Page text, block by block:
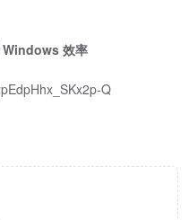
Windows 效率
Q